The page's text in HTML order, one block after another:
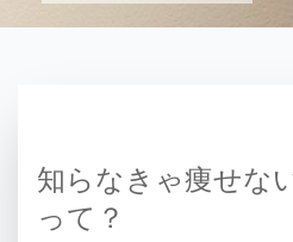
知らなきゃ痩せな
って？